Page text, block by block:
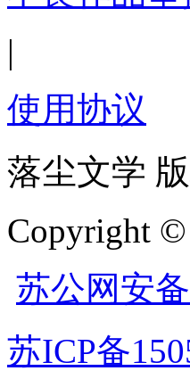
|
使用协议
落尘文学
Copyright ©
苏公网安
苏ICP备